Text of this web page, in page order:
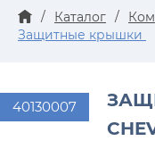
/ Каталог /
Защитные крышки
40130007